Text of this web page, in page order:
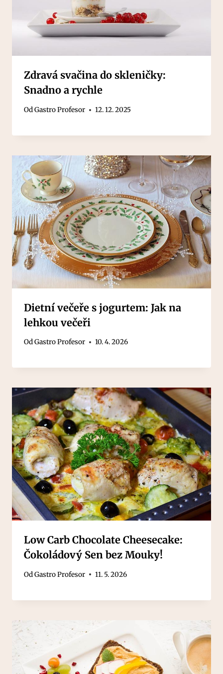
Zdravá svačina do skleničky:
Snadno a rychle
OdGastro Profesor 12. 12. 2025
Dietní večeře s jogurtem: Jak na
lehkou večeři
OdGastro Profesor 10. 4. 2026
Low Carb Chocolate Cheesecake:
Čokoládový Sen bez Mouky!
OdGastro Profesor 11. 5. 2026